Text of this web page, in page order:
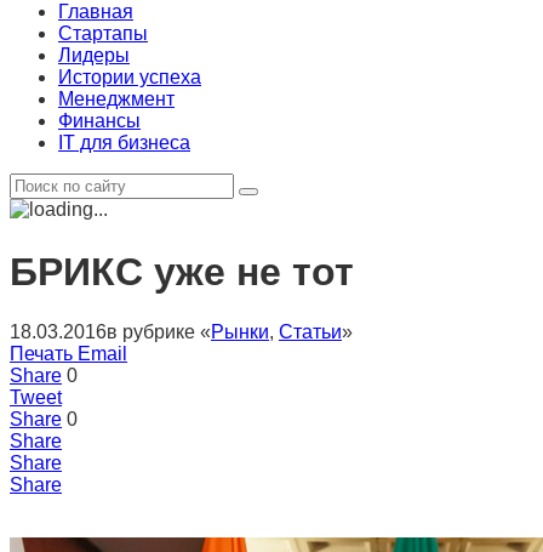
Главная
Стартапы
Лидеры
Истории успеха
Менеджмент
Финансы
IT для бизнеса
БРИКC уже не тот
18.03.2016в рубрике «Рынки, Статьи»
Печать Email
Share 0
Tweet
Share 0
Share
Share
Share